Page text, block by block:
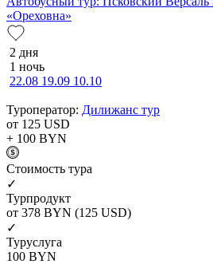
«Ореховна»
2 дня
1 ночь
22.08 19.09 10.10
Туроператор: Дилижанс тур
от 125 USD
+ 100 BYN
Cтоимость тура
✓
Турпродукт
от 378 BYN (125 USD)
✓
Туруслуга
100 BYN